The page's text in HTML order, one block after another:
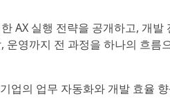
AX 실행 전략을 공개하고, 개발
운영까지 전 과정을 하나의 흐름
업의 업무 자동화와 개발 효율